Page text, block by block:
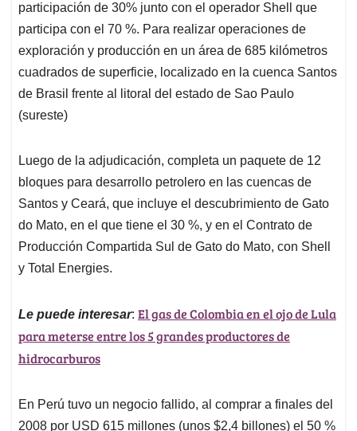
participación de 30% junto con el operador Shell que
participa con el 70 %. Para realizar operaciones de
exploración y producción en un área de 685 kilómetros
cuadrados de superficie, localizado en la cuenca Santos
de Brasil frente al litoral del estado de Sao Paulo
(sureste)
Luego de la adjudicación, completa un paquete de 12
bloques para desarrollo petrolero en las cuencas de
Santos y Ceará, que incluye el descubrimiento de Gato
do Mato, en el que tiene el 30 %, y en el Contrato de
Producción Compartida Sul de Gato do Mato, con Shell
y Total Energies.
Le puede interesar: El gas de Colombia en el ojo de Lula
para meterse entre los 5 grandes productores de
hidrocarburos
En Perú tuvo un negocio fallido, al comprar a finales del
2008 por USD 615 millones (unos $2,4 billones) el 50 %